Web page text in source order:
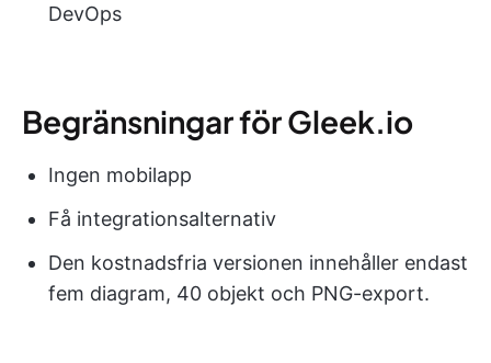
DevOps
Begränsningar för Gleek.io
Ingen mobilapp
Få integrationsalternativ
Den kostnadsfria versionen innehåller endast
fem diagram, 40 objekt och PNG-export.